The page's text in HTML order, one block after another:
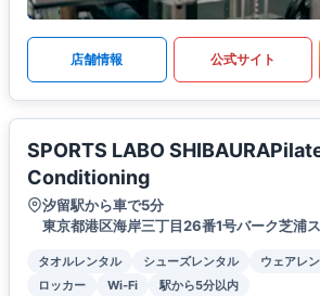
店舗情報 公式サイト
SPORTS LABO
Conditioning
汐留駅から車で5分
東京都港区海岸三丁目26番1号バーク芝浦
タオルレンタル シューズレンタル ウェアレ
ロッカー
Wi-Fi 駅から5分以内